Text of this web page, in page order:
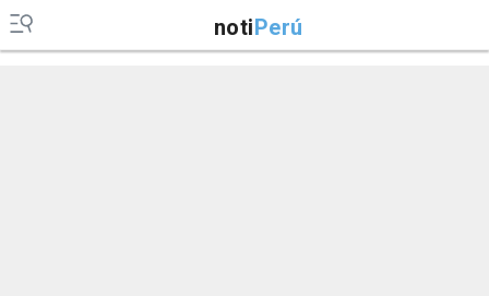
notiPerú